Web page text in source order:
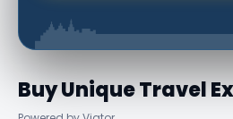
Buy Unique Travel